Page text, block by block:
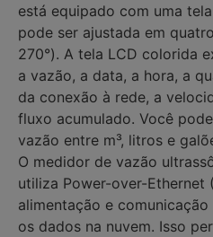
está equipado com uma
pode ser ajustada em
270°). A tela LCD colorida
a vazão, a data, a hora, a
da conexão à rede, a
fluxo acumulado. Você
vazão entre m³, litros e
O medidor de vazão
utiliza Power-over-Ethernet
alimentação e
os dados na nuvem. Isso